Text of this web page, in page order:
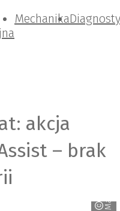
Mechanika
akcja
– brakMagnific_montypeter